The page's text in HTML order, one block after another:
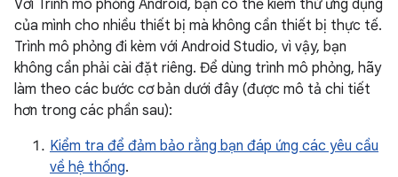
Với Trình mô phỏng Android, bạn có thể kiểm thử ứng dụng
của mình cho nhiều thiết bị mà không cần thiết bị thực tế.
Trình mô phỏng đi kèm với Android Studio, vì vậy, bạn
không cần phải cài đặt riêng. Để dùng trình mô phỏng, hãy
làm theo các bước cơ bản dưới đây (được mô tả chi tiết
hơn trong các phần sau):
Kiểm tra để đảm bảo rằng bạn đáp ứng các yêu cầu
về hệ thống.